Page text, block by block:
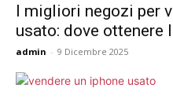
I migliori negozi per
usato: dove ottenere
admin - 9 Dicembre 2025